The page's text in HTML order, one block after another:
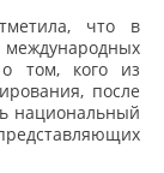
что в
том, кого из
после
национальный